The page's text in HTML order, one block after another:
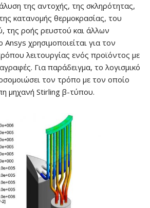
της αντοχής, της σκληρότητας,
κατανομής θερμοκρασίας, του
της ροής ρευστού και άλλων
χρησιμοποιείται για τον
λειτουργίας ενός προϊόντος με
Για παράδειγμα, το λογισμικό
τον τρόπο με τον οποίο
μηχανή Stirling β-τύπου.